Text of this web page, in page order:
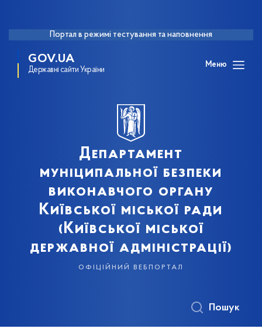
Портал в режимі тестування та наповнення
GOV.UA
Державні сайти України
Меню
Департамент
муніципальної безпеки
виконавчого органу
Київської міської ради
(Київської міської
державної адміністрації)
офіційний вебпортал
Пошук